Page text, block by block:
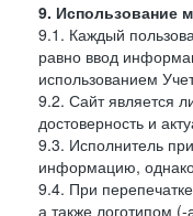
9. Использование
9.1. Каждый
равно ввод
использованием
9.2. Сайт является
достоверность и
9.3. Исполнитель
информацию, однако
9.4. При
а также логотипом